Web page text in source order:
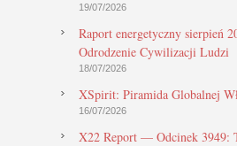
19/07/2026
Raport energetyczny sierpień
Odrodzenie Cywilizacji Ludzi
18/07/2026
XSpirit: Piramida Globalnej
16/07/2026
X22 Report — Odcinek 3949: